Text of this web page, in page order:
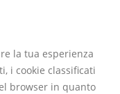
la tua esperienza
i cookie classificati
browser in quanto